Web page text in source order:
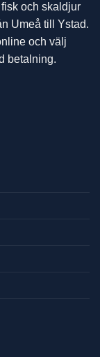
och skaldjur
Umeå till Ystad.
och välj
betalning.